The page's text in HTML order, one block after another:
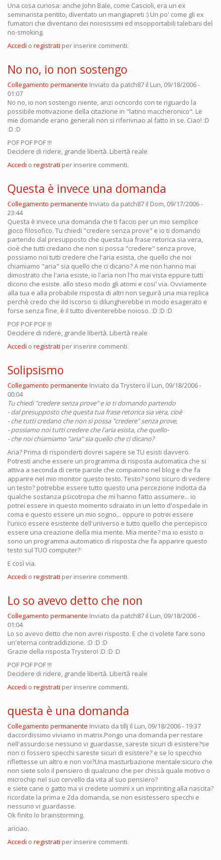
Una cosa curiosa: anche John Bale, come Cascioli, era un ex
seminarista pentito, diventato un mangiapreti :) Un po' come gli ex
fumatori che diventano dei noiosissimi ed insopportabili talebani del
no-smoking.
Accedi o registrati per inserire commenti.
No no, io non sostengo
Collegamento permanente Inviato da patch87 il Lun, 09/18/2006 -
01:07
No no, io non sostengo niente, anzi ocncordo con te riguardo la
possibile motivazione della citazione in "latino maccheronico". Le
mie domande erano generali non si riferivnao al fatto in se. Ciao! :D
:D :D
POF POF POF !!!
Decidere di ridere, grande libertà. Libertà reale
Accedi o registrati per inserire commenti.
Questa è invece una domanda
Collegamento permanente Inviato da patch87 il Dom, 09/17/2006 -
23:44
Questa è invece una domanda che ti faccio per un mio semplice
gioco filosofico. Tu chiedi "credere senza prove" e io ti domando
partendo dal presupposto che questa tua frase retorica sia vera,
cioè che tutti credano che non si possa "credere" senza prove,
possiamo noi tutti credere che l'aria esista, che quello che noi
chiamiamo "aria" sia quello che ci dicano? A me non hanno mai
dimostrato che l'aria esiste, io l'aria non l'ho mai vista eppure tutti
dicono che esiste. allo steso modo gli atomi e cosi' via. Ovviamente
alla tua e alla probabile risposta di altri non seguirà una mia replica
perchè credo che ild iscorso si dilungherebbe in modo esagerato e
forse senza fine, è il tutto diventerebbe noioso. :D :D :D
POF POF POF !!!
Decidere di ridere, grande libertà. Libertà reale
Accedi o registrati per inserire commenti.
Solipsismo
Collegamento permanente Inviato da Trystero il Lun, 09/18/2006 -
00:04
Tu chiedi "credere senza prove" e io ti domando partendo
- dal presupposto che questa tua frase retorica sia vera, cioè
- che tutti credano che non si possa "credere" senza prove,
- possiamo noi tutti credere che l'aria esista, che quello-
- che noi chiamiamo "aria" sia quello che ci dicano?
Aria? Prima di risponderti dovrei sapere se TU esisti davvero.
Potresti anche essere un programma di risposta automatica che si
attiva a seconda di certe parole che compaiono nel blog e che fa
apparire nel mio monitor questo testo. Testo? sono sicuro di vedere
un testo? potrebbe essere tutto questo una percezione indotta da
qualche sostanza psicotropa che mi hanno fatto assumere... io
potrei essere in questo momento sdraiato in un letto d'ospedale in
coma e questo essere un mio sogno... oppure io potrei essere
l'unico essere esistente dell'universo e tutto quello che percepisco
essere una creazione della mia mente. Mia mente? ma io esisto o
sono un programma automatico di risposta che fa apparire questo
testo sul TUO computer?
E così via.
Accedi o registrati per inserire commenti.
Lo so avevo detto che non
Collegamento permanente Inviato da patch87 il Lun, 09/18/2006 -
01:04
Lo so avevo detto che non avrei risposto. E che ci volete fare sono
un'eterna contraddizione. :D :D :D
Grazie della risposta Trystero! :D :D :D
POF POF POF !!!
Decidere di ridere, grande libertà. Libertà reale
Accedi o registrati per inserire commenti.
questa è una domanda
Collegamento permanente Inviato da tillj il Lun, 09/18/2006 - 19:37
daccordissimo viviamo in matrix.Pongo una domanda per restare
nell'assurdo:se nessuno vi guardasse, sareste sicuri di esistere?se
non ci fossero specchi sareste sicuri di esistere? e se lo specchio
riflettesse un altro e non voi?Una masturbazione mentale:sicuro che
non siete solo il pensiero di qualcuno che per chissà quale motivo o
microchip nel suo cervello da vita al suo pensiero?
e siete cane o gatto ma vi credete uomini x un imprinting alla nascita?
ricordate la prima e 2da domanda, se non esistessero specchi e
nessuno vi guardasse.
Ok finito lo brainstorming.
ariciao.
Accedi o registrati per inserire commenti.